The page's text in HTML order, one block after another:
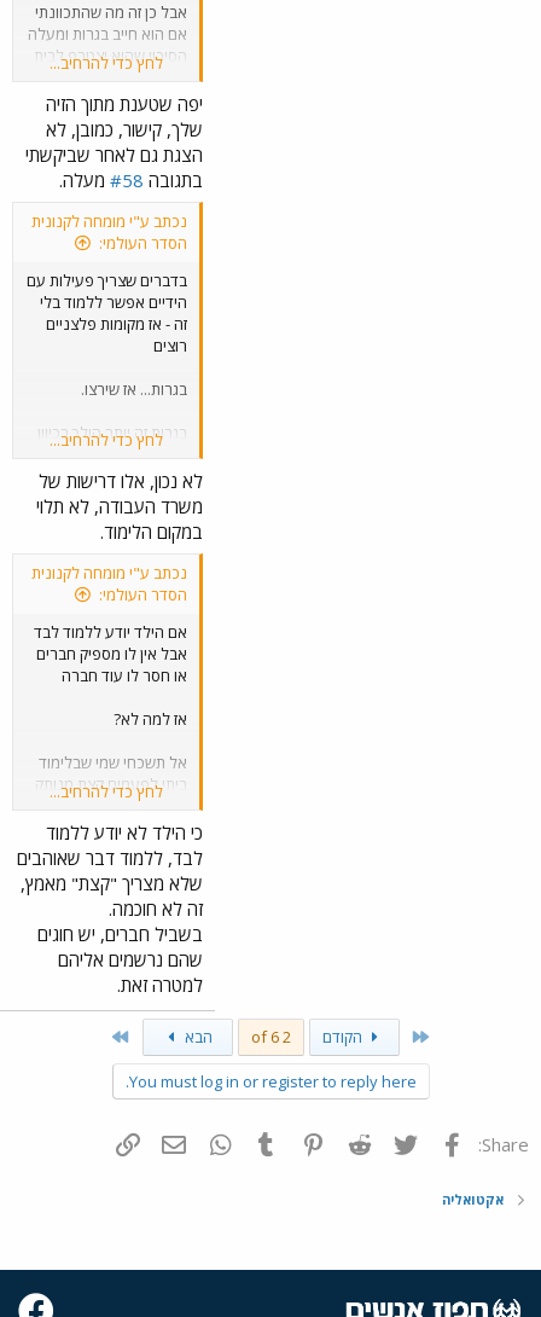
אבל כן זה מה שהתכוונתי
אם הוא חייב בגרות ומעלה
הסיכוי שהוא יצטרף לבית
ספר רגיל
מתי שהוא גבוה.
יש גם ללמוד לבד את
החומר מה שאפשרי אם
בחינוך ביתי.
לחץ כדי להרחיב...
יפה שטענת מתוך הזיה
שלך, קישור, כמובן, לא
הצגת גם לאחר שביקשתי
בתגובה #58 מעלה.
נכתב ע"י מומחה לקנונית
הסדר העולמי:
בדברים שצריך פעילות עם
הידיים אפשר ללמוד בלי
זה - אז מקומות פלצניים
רוצים
בגרות... אז שירצו.
בגרות זה יותר הולך בכיוון
של פינוק - ז"א נגיד יש
הרבה אנשים שרוצים
ללמוד טכנאי
ואין מספיק מקום
בכיתות/מורים לזה אז
שמים עוד דרישה "בגרות"
למיין כל מיני ארכי פרחי,
אבל שרואים שיש מישהו
איכותי - זה לא רלוונטי.
לחץ כדי להרחיב...
לא נכון, אלו דרישות של
משרד העבודה, לא תלוי
במקום הלימוד.
נכתב ע"י מומחה לקנונית
הסדר העולמי:
אם הילד יודע ללמוד לבד
אבל אין לו מספיק חברים
או חסר לו עוד חברה
אז למה לא?
אל תשכחי שמי שבלימוד
ביתי לפעמים קצת מנותק
מבני גילו כי "כולם בבית
ספר" בבוקר.
בגיל שמתחילים להתנתק
מההורים - סביבות גיל 13
בהחלט סביר.
ילדים חברותיים במיוחד
ירצו עוד קודם.
לחץ כדי להרחיב...
כי הילד לא יודע ללמוד
לבד, ללמוד דבר שאוהבים
שלא מצריך "קצת" מאמץ,
זה לא חוכמה.
בשביל חברים, יש חוגים
שהם נרשמים אליהם
למטרה זאת.
First הקודם 2 of 6 הבא
You must log in or register to reply here.
Share: פייסבוק Twitter
Reddit
Pinterest
Tumblr
WhatsAppדואר אלקטרוני
אקטואליה